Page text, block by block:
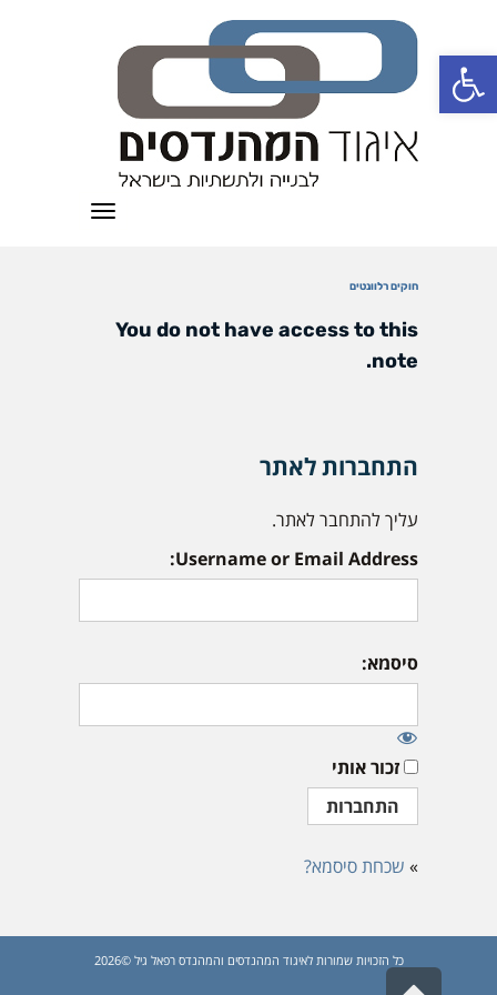
פתח סרגל נגישות
תפריט
חוקים רלוונטים
You do not have access to this
note.
התחברות לאתר
עליך להתחבר לאתר.
Username or Email Address:
סיסמא:
זכור אותי
» שכחת סיסמא?
כל הזכויות שמורות לאיגוד המהנדסים והמהנדס רפאל גיל ©2026